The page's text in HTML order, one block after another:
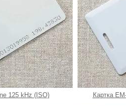
125 kHz (ISO) Картка